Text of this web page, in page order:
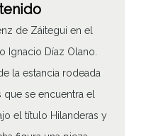
de Záitegui en el
Ignacio Díaz Olano.
la estancia rodeada
se encuentra el
el título Hilanderas y